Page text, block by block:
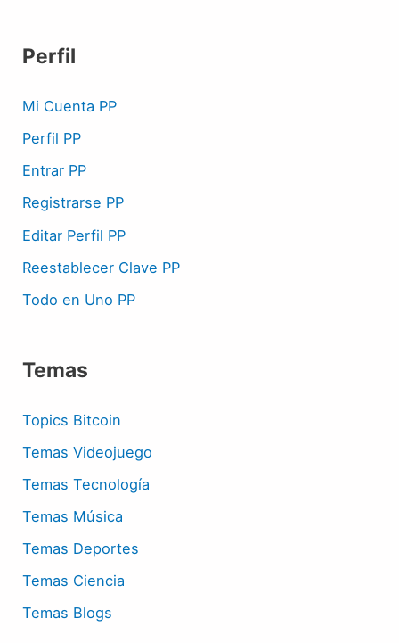
Perfil
Mi Cuenta PP
Perfil PP
Entrar PP
Registrarse PP
Editar Perfil PP
Reestablecer Clave PP
Todo en Uno PP
Temas
Topics Bitcoin
Temas Videojuego
Temas Tecnología
Temas Música
Temas Deportes
Temas Ciencia
Temas Blogs